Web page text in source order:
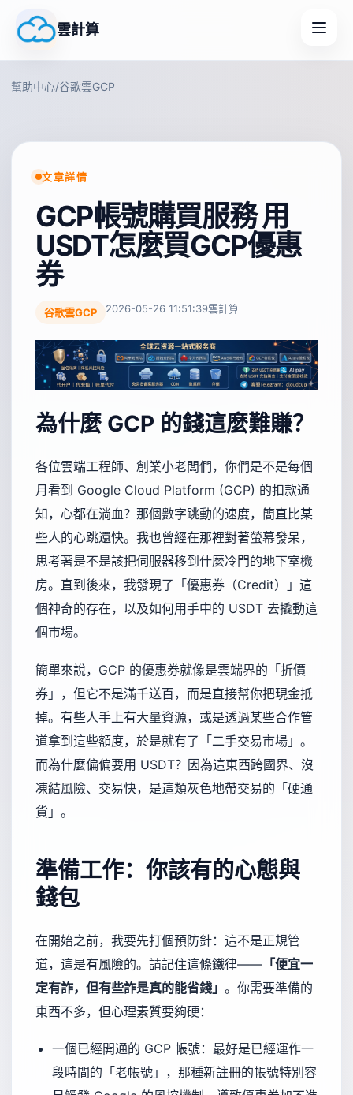
雲計算
幫助中心/谷歌雲GCP
文章詳情
GCP帳號購買服務 用
USDT怎麼買GCP優惠
券
谷歌雲GCP 2026-05-26 11:51:39雲計算
為什麼 GCP 的錢這麼難賺？
各位雲端工程師、創業小老闆們，你們是不是每個
月看到 Google Cloud Platform (GCP) 的扣款通
知，心都在淌血？那個數字跳動的速度，簡直比某
些人的心跳還快。我也曾經在那裡對著螢幕發呆，
思考著是不是該把伺服器移到什麼冷門的地下室機
房。直到後來，我發現了「優惠券（Credit）」這
個神奇的存在，以及如何用手中的 USDT 去撬動這
個市場。
簡單來說，GCP 的優惠券就像是雲端界的「折價
券」，但它不是滿千送百，而是直接幫你把現金抵
掉。有些人手上有大量資源，或是透過某些合作管
道拿到這些額度，於是就有了「二手交易市場」。
而為什麼偏偏要用 USDT？因為這東西跨國界、沒
凍結風險、交易快，是這類灰色地帶交易的「硬通
貨」。
準備工作：你該有的心態與
錢包
在開始之前，我要先打個預防針：這不是正規管
道，這是有風險的。請記住這條鐵律—— 「便宜一
定有詐，但有些詐是真的能省錢」 。你需要準備的
東西不多，但心理素質要夠硬：
一個已經開通的 GCP 帳號：最好是已經運作一
段時間的「老帳號」，那種新註冊的帳號特別容